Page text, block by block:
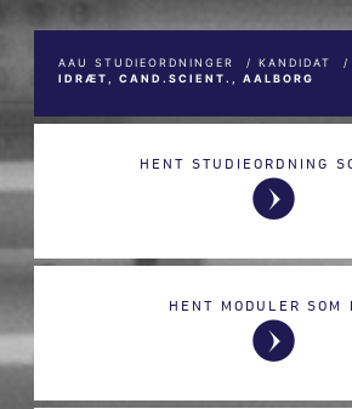
AAU STUDIEORDNINGER / KANDIDAT
/
IDRÆT, CAND.SCIENT., AALBORG
HENT STUDIEORDNING
HENT MODULER SOM